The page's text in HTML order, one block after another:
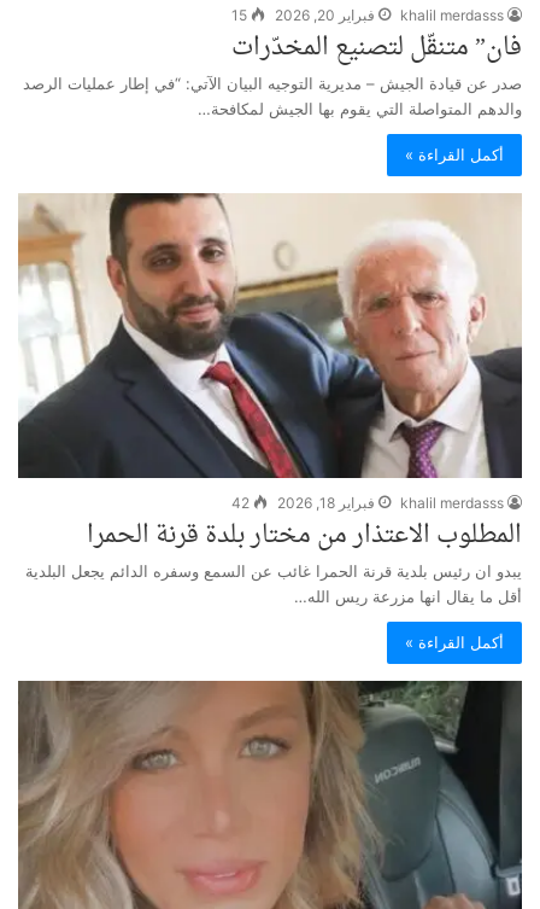
khalil merdasss فبراير 20, 2026 15
فان” متنقّل لتصنيع المخدّرات
صدر عن قيادة الجيش – مديرية التوجيه البيان الآتي: “في إطار عمليات الرصد
والدهم المتواصلة التي يقوم بها الجيش لمكافحة…
أكمل القراءة »
khalil merdasss فبراير 18, 2026 42
المطلوب الاعتذار من مختار بلدة قرنة الحمرا
يبدو ان رئيس بلدية قرنة الحمرا غائب عن السمع وسفره الدائم يجعل البلدية
أقل ما يقال انها مزرعة ريس الله…
أكمل القراءة »